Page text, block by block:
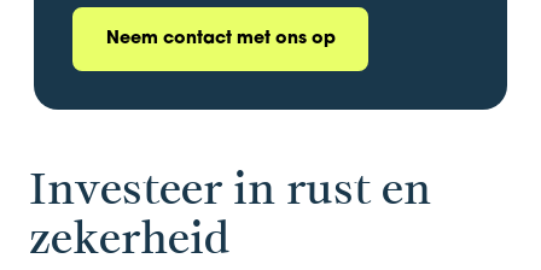
Neem contact met ons op
Investeer in rust en
zekerheid